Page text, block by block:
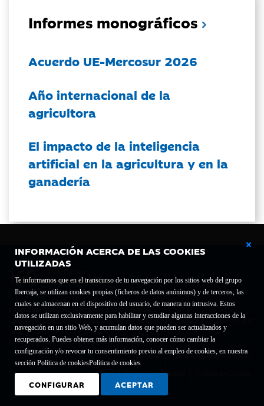
INFORMACIÓN ACERCA DE LAS COOKIES
UTILIZADAS
Te informamos que en el transcurso de tu navegación por los sitios web del grupo
Ibercaja, se utilizan cookies propias (ficheros de datos anónimos) y de terceros, las
cuales se almacenan en el dispositivo del usuario, de manera no intrusiva. Estos
datos se utilizan exclusivamente para habilitar y estudiar algunas interacciones de la
navegación en un sitio Web, y acumulan datos que pueden ser actualizados y
recuperados. Puedes obtener más información, conocer cómo cambiar la
configuración y/o revocar tu consentimiento previo al empleo de cookies, en nuestra
sección Política de cookiesPolítica de cookies
CONFIGURAR ACEPTAR
Informes monográficos
Acuerdo UE-Mercosur 2026
Año internacional de la
agricultora
El impacto de la inteligencia
artificial en la agricultura y en la
ganadería
Fundación Bancaria Ibercaja C.I.F. G-50000652.
Inscrita en el Registro de Fundaciones del Mº de Educación, Cultura y Deporte con el nº
1689.
Domicilio social: Joaquín Costa, 13. 50001 Zaragoza.
Contacto
Declaración de accesibilidad
Aviso legal Política de privacidad